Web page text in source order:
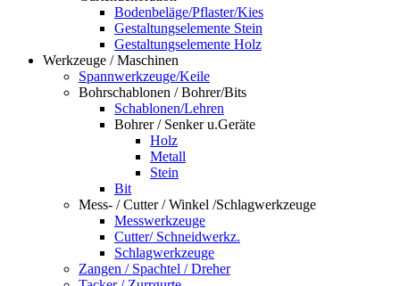
Bodenbeläge/Pflaster/Kies
Gestaltungselemente Stein
Gestaltungselemente Holz
Werkzeuge / Maschinen
Spannwerkzeuge/Keile
Bohrschablonen / Bohrer/Bits
Schablonen/Lehren
Bohrer / Senker u.Geräte
Holz
Metall
Stein
Bit
Mess- / Cutter / Winkel /Schlagwerkzeuge
Messwerkzeuge
Cutter/ Schneidwerkz.
Schlagwerkzeuge
Zangen / Spachtel / Dreher